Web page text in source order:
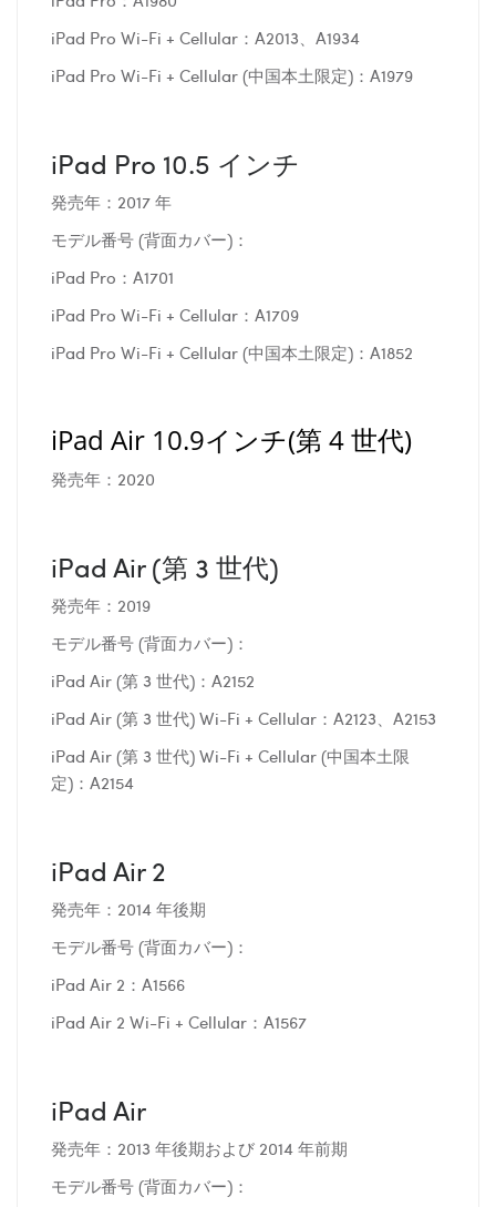
iPad Pro Wi-Fi + Cellular：A2013、A1934
iPad Pro Wi-Fi + Cellular (中国本土限定)：A1979
iPad Pro 10.5 インチ
発売年：2017 年
モデル番号 (背面カバー)：
iPad Pro：A1701
iPad Pro Wi-Fi + Cellular：A1709
iPad Pro Wi-Fi + Cellular (中国本土限定)：A1852
iPad Air 10.9インチ(第 4 世代)
発売年：2020
iPad Air (第 3 世代)
発売年：2019
モデル番号 (背面カバー)：
iPad Air (第 3 世代)：A2152
iPad Air (第 3 世代) Wi-Fi + Cellular：A2123、A2153
iPad Air (第 3 世代) Wi-Fi + Cellular (中国本土限
定)：A2154
iPad Air 2
発売年：2014 年後期
モデル番号 (背面カバー)：
iPad Air 2：A1566
iPad Air 2 Wi-Fi + Cellular：A1567
iPad Air
発売年：2013 年後期および 2014 年前期
モデル番号 (背面カバー)：